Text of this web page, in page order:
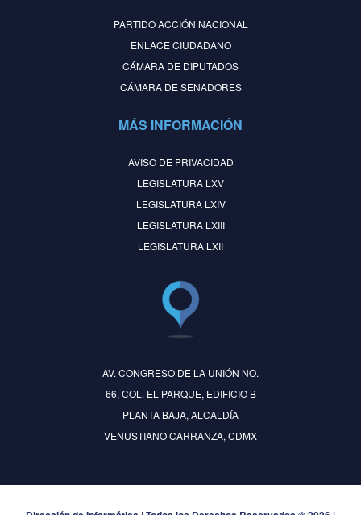
PARTIDO ACCIÓN NACIONAL
ENLACE CIUDADANO
CÁMARA DE DIPUTADOS
CÁMARA DE SENADORES
MÁS INFORMACIÓN
AVISO DE PRIVACIDAD
LEGISLATURA LXV
LEGISLATURA LXIV
LEGISLATURA LXIII
LEGISLATURA LXII
AV. CONGRESO DE LA UNIÓN NO.
66, COL. EL PARQUE, EDIFICIO B
PLANTA BAJA, ALCALDÍA
VENUSTIANO CARRANZA, CDMX